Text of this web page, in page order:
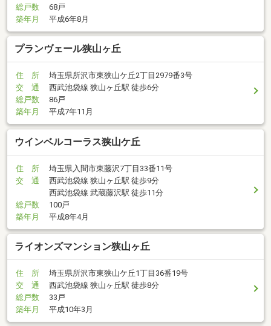
総戸数
68戸
築年月
平成6年8月
プランヴェール狭山ヶ丘
住 所
埼玉県所沢市東狭山ケ丘2丁目2979番3号
交 通
西武池袋線 狭山ヶ丘駅 徒歩6分
総戸数
86戸
築年月
平成7年11月
ウインベルコーラス狭山ケ丘
住 所
埼玉県入間市東藤沢7丁目33番11号
交 通
西武池袋線 狭山ヶ丘駅 徒歩9分
西武池袋線 武蔵藤沢駅 徒歩11分
総戸数
100戸
築年月
平成8年4月
ライオンズマンション狭山ヶ丘
住 所
埼玉県所沢市東狭山ケ丘1丁目36番19号
交 通
西武池袋線 狭山ヶ丘駅 徒歩8分
総戸数
33戸
築年月
平成10年3月